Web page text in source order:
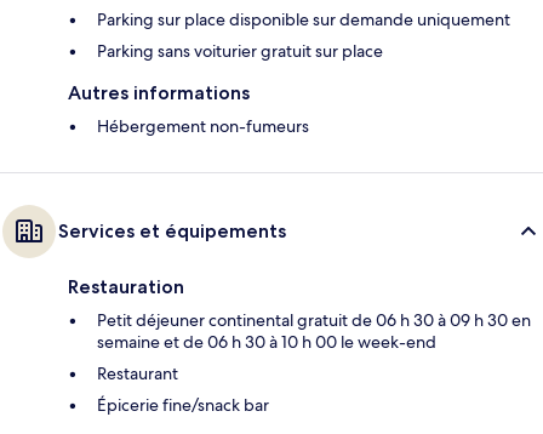
Parking sur place disponible sur demande uniquement
Parking sans voiturier gratuit sur place
Autres informations
Hébergement non-fumeurs
Services et équipements
Restauration
Petit déjeuner continental gratuit de 06 h 30 à 09 h 30 en
semaine et de 06 h 30 à 10 h 00 le week-end
Restaurant
Épicerie fine/snack bar